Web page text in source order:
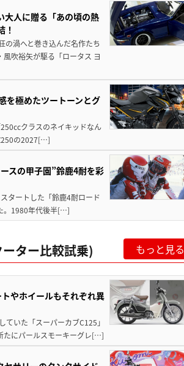
大人に贈る「あの頃の熱
！
の渦へと巻き込んだ名作たち
吹裕矢が駆る「ロータス ヨ
を極めたツートーンとグ
クラスのネイキッドなん
の2027[…]
スの甲子園”鈴鹿4耐を彩
タートした「鈴鹿4耐ロード
。1980年代後半[…]
ター比較試乗) もっと見る
やホイールもそれぞれ異
いた「スーパーカブC125」
たにパールスモーキーグレ[…]